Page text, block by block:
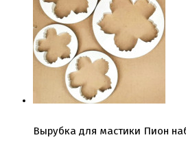
Пасха
Пищевая печать
Детская
14 февраля,
Амонг ас, Бравл
Для
Вырубка для мастики Пион